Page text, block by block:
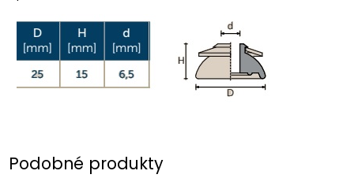
Podobné produkty